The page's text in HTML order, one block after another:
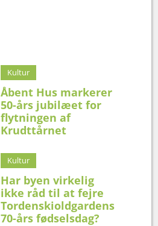
Kultur
Åbent Hus markerer
50-års jubilæet for
flytningen af
Krudttårnet
Kultur
Har byen virkelig
ikke råd til at fejre
Tordenskioldgardens
70-års fødselsdag?